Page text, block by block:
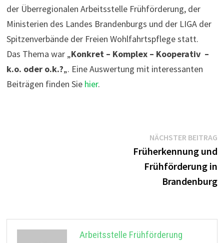
der Überregionalen Arbeitsstelle Frühförderung, der
Ministerien des Landes Brandenburgs und der LIGA der
Spitzenverbände der Freien Wohlfahrtspflege statt.
Das Thema war „Konkret – Komplex – Kooperativ –
k.o. oder o.k.?„. Eine Auswertung mit interessanten
Beiträgen finden Sie hier.
NÄCHSTER BEITRAG
Früherkennung und
Frühförderung in
Brandenburg
Arbeitsstelle Frühförderung